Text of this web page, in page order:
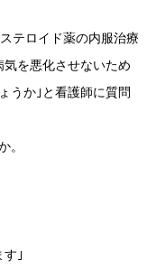
テロイド薬の内服治療
を悪化させないため
うか｣と看護師に質問
。
す｣